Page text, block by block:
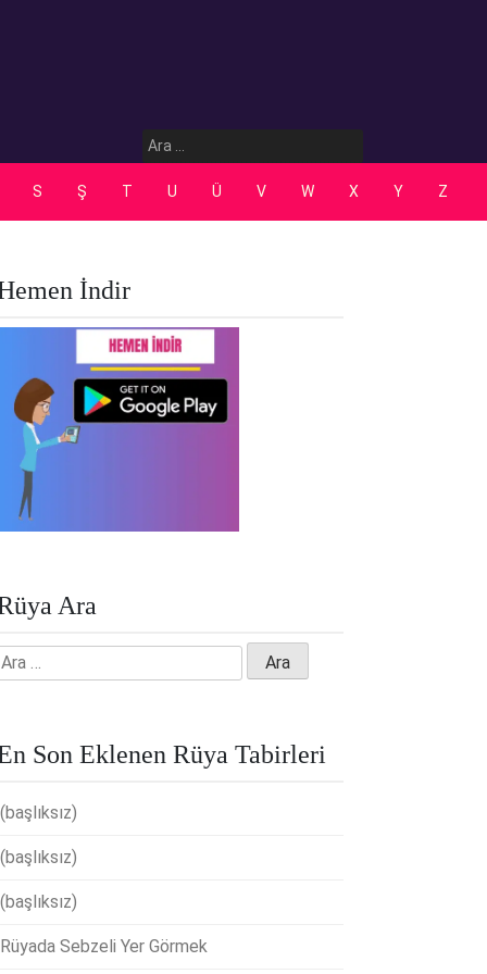
Arama:
S Ş T U Ü V W X Y Z
İndir
Ara
Arama:
Son Eklenen Rüya Tabirleri
(başlıksız)
(başlıksız)
(başlıksız)
Rüyada Sebzeli Yer Görmek